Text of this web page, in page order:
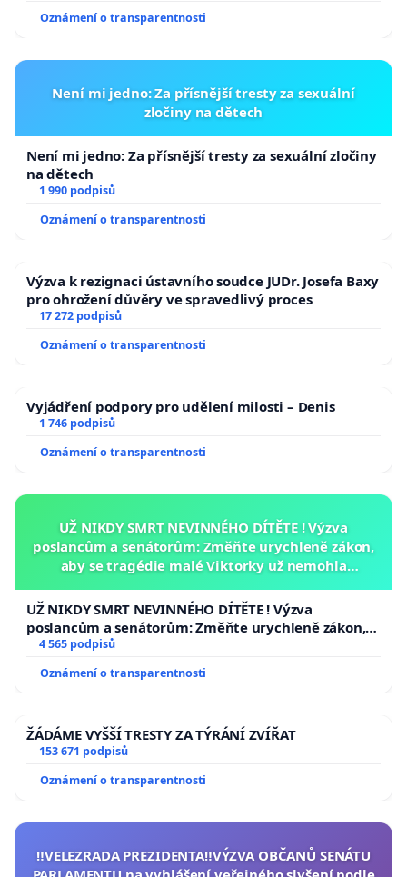
Oznámení o transparentnosti
Není mi jedno: Za přísnější tresty za sexuální
zločiny na dětech
Není mi jedno: Za přísnější tresty za sexuální zločiny
na dětech
1 990 podpisů
Oznámení o transparentnosti
Výzva k rezignaci ústavního soudce JUDr. Josefa Baxy
pro ohrožení důvěry ve spravedlivý proces
17 272 podpisů
Oznámení o transparentnosti
Vyjádření podpory pro udělení milosti – Denis
1 746 podpisů
Oznámení o transparentnosti
UŽ NIKDY SMRT NEVINNÉHO DÍTĚTE ! Výzva
poslancům a senátorům: Změňte urychleně zákon,
aby se tragédie malé Viktorky už nemohla
UŽ NIKDY SMRT NEVINNÉHO DÍTĚTE ! Výzva
poslancům a senátorům: Změňte urychleně zákon,
aby se tragédie malé Viktorky už nemohla opakovat!
4 565 podpisů
Oznámení o transparentnosti
ŽÁDÁME VYŠŠÍ TRESTY ZA TÝRÁNÍ ZVÍŘAT
153 671 podpisů
Oznámení o transparentnosti
‼️VELEZRADA PREZIDENTA‼️VÝZVA OBČANŮ SENÁTU